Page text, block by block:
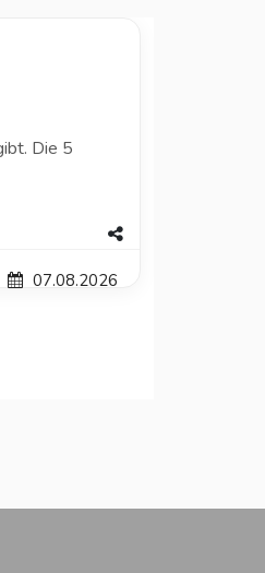
Die 5
07.08.2026